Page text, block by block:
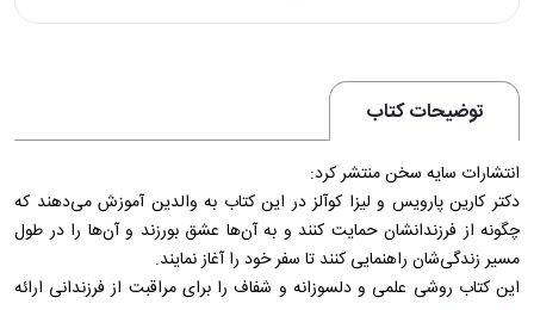
توضیحات کتاب
انتشارات سایه سخن منتشر کرد:
دکتر کارین پارویس و لیزا کوآلز در این کتاب به والدین آموزش می‌دهند که
چگونه از فرزندانشان حمایت کنند و به آن‌ها عشق بورزند و آن‌ها را در طول
مسیر زندگی‌شان راهنمایی کنند تا سفر خود را آغاز نمایند.
این کتاب روشی علمی و دلسوزانه و شفاف را برای مراقبت از فرزندانی ارائه